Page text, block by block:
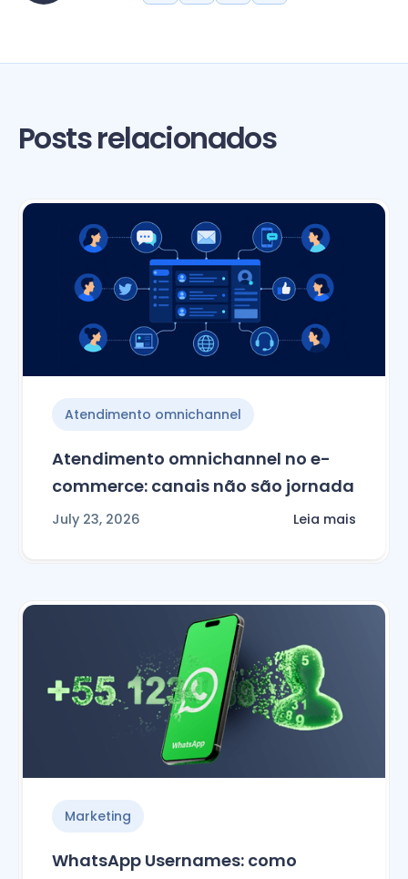
Posts relacionados
Atendimento omnichannel
Atendimento omnichannel no e-
commerce: canais não são jornada
July 23, 2026 Leia mais
Marketing
WhatsApp Usernames: como